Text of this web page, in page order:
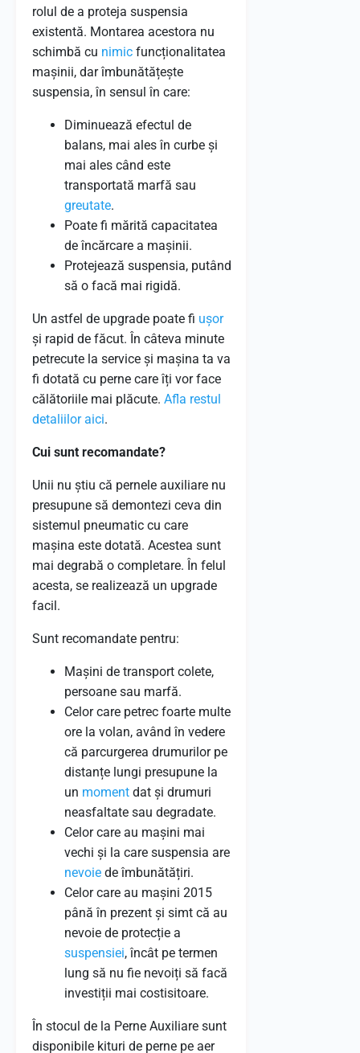
rolul de a proteja suspensia
existentă. Montarea acestora nu
schimbă cu nimic funcționalitatea
mașinii, dar îmbunătățește
suspensia, în sensul în care:
Diminuează efectul de
balans, mai ales în curbe și
mai ales când este
transportată marfă sau
greutate.
Poate fi mărită capacitatea
de încărcare a mașinii.
Protejează suspensia, putând
să o facă mai rigidă.
Un astfel de upgrade poate fi ușor
și rapid de făcut. În câteva minute
petrecute la service și mașina ta va
fi dotată cu perne care îți vor face
călătoriile mai plăcute. Afla restul
detaliilor aici.
Cui sunt recomandate?
Unii nu știu că pernele auxiliare nu
presupune să demontezi ceva din
sistemul pneumatic cu care
mașina este dotată. Acestea sunt
mai degrabă o completare. În felul
acesta, se realizează un upgrade
facil.
Sunt recomandate pentru:
Mașini de transport colete,
persoane sau marfă.
Celor care petrec foarte multe
ore la volan, având în vedere
că parcurgerea drumurilor pe
distanțe lungi presupune la
un moment dat și drumuri
neasfaltate sau degradate.
Celor care au mașini mai
vechi și la care suspensia are
nevoie de îmbunătățiri.
Celor care au mașini 2015
până în prezent și simt că au
nevoie de protecție a
suspensiei, încât pe termen
lung să nu fie nevoiți să facă
investiții mai costisitoare.
În stocul de la Perne Auxiliare sunt
disponibile kituri de perne pe aer